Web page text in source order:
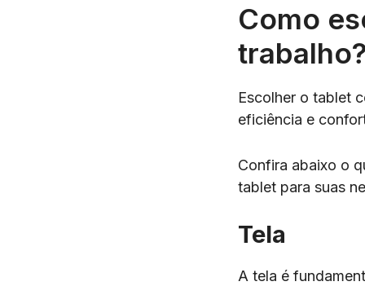
Como
Escolher o tablet
eficiência e
Confira abaixo o
tablet para suas
Tela
A tela é